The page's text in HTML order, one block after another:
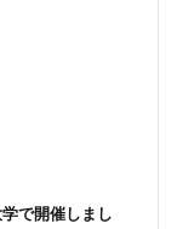
で開催しまし